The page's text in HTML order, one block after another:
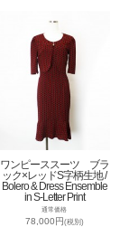
ワンピーススーツ ブラ
ック×レッドS字柄生地 /
Bolero & Dress Ensemble
in S-Letter Print
通常価格
78,000円(税別)